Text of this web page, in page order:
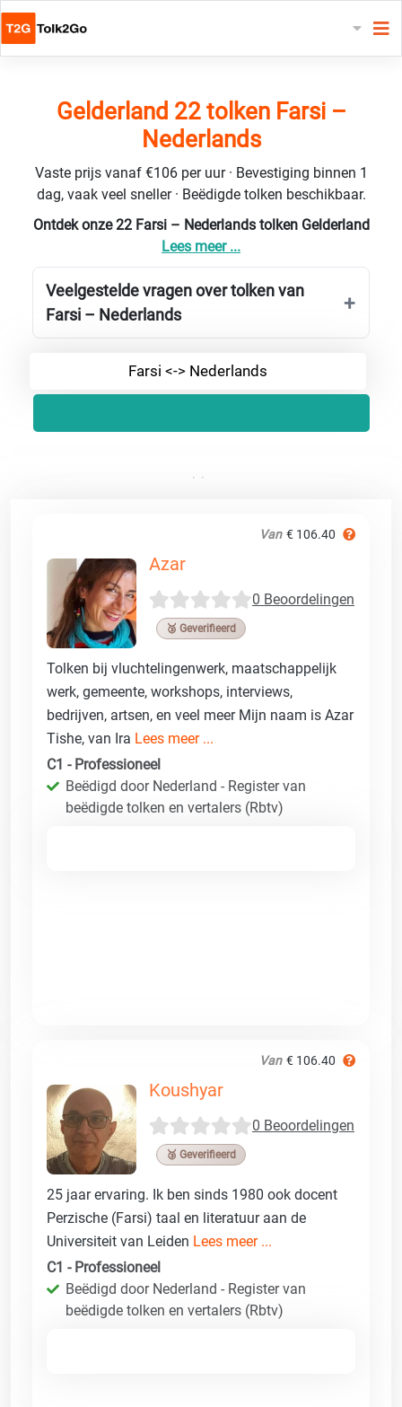
Gelderland 22 tolken Farsi –
Nederlands
Vaste prijs vanaf €106 per uur · Bevestiging binnen 1
dag, vaak veel sneller · Beëdigde tolken beschikbaar.
Ontdek onze 22 Farsi – Nederlands tolken Gelderland
Lees meer ...
Veelgestelde vragen over tolken van
Farsi – Nederlands
Farsi <-> Nederlands
Van € 106.40
Azar
0 Beoordelingen
🥉 Geverifieerd
Tolken bij vluchtelingenwerk, maatschappelijk
werk, gemeente, workshops, interviews,
bedrijven, artsen, en veel meer Mijn naam is Azar
Tishe, van Ira Lees meer ...
C1 - Professioneel
Beëdigd door Nederland - Register van
beëdigde tolken en vertalers (Rbtv)
Van € 106.40
Koushyar
0 Beoordelingen
🥉 Geverifieerd
25 jaar ervaring. Ik ben sinds 1980 ook docent
Perzische (Farsi) taal en literatuur aan de
Universiteit van Leiden Lees meer ...
C1 - Professioneel
Beëdigd door Nederland - Register van
beëdigde tolken en vertalers (Rbtv)